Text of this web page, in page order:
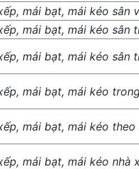
mái bạt, mái kéo sân
mái bạt, mái kéo sân
mái bạt, mái kéo sân
mái bạt, mái kéo
mái bạt, mái kéo theo
mái bạt, mái kéo nhà